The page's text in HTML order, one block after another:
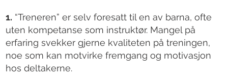
1. “Treneren” er selv foresatt til en av barna, ofte
uten kompetanse som instruktør. Mangel på
erfaring svekker gjerne kvaliteten på treningen,
noe som kan motvirke fremgang og motivasjon
hos deltakerne.